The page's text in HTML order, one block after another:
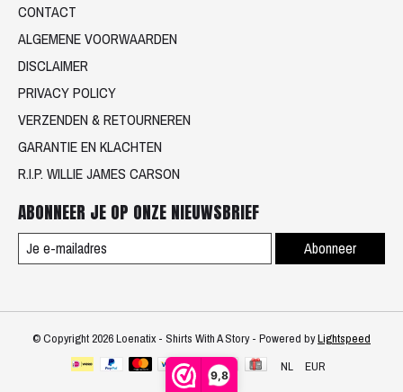
9,8
CONTACT
ALGEMENE VOORWAARDEN
DISCLAIMER
PRIVACY POLICY
VERZENDEN & RETOURNEREN
GARANTIE EN KLACHTEN
R.I.P. WILLIE JAMES CARSON
ABONNEER JE OP ONZE NIEUWSBRIEF
Abonneer
© Copyright 2026 Loenatix - Shirts With A Story - Powered byLightspeed
NL
EUR